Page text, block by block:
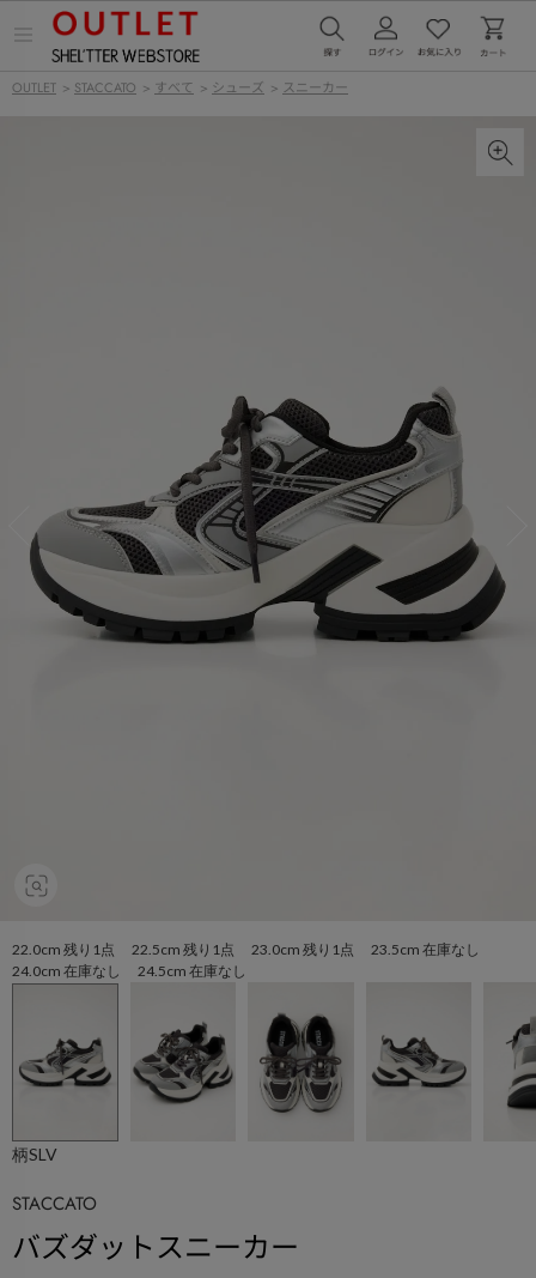
ー
OUTLET > STACCATO > すべて > シューズ > スニーカー
22.0cm 残り1点 22.5cm 残り1点 23.0cm 残り1点 23.5cm 在庫なし
24.0cm 在庫なし 24.5cm 在庫なし
柄SLV
STACCATO
バズダットスニーカー